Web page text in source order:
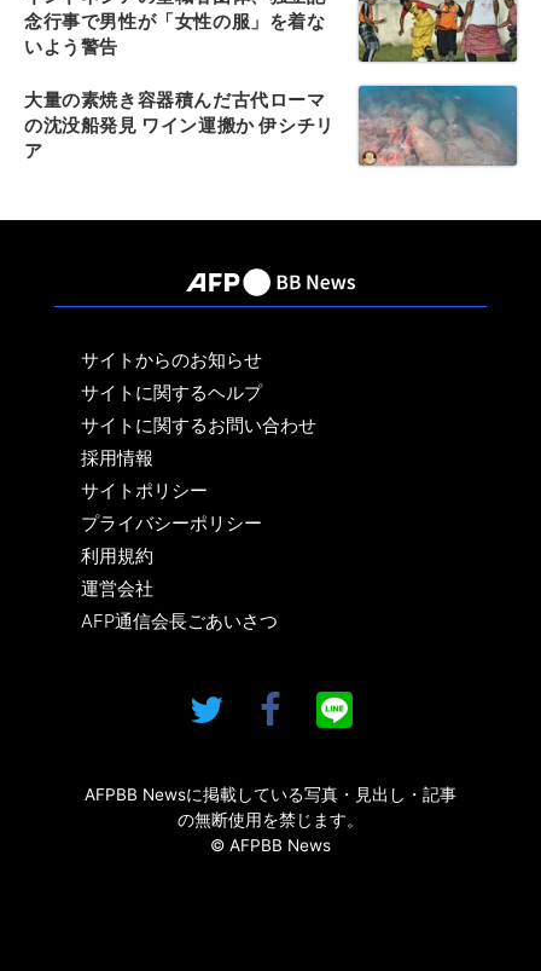
念行事で男性が「女性の服」を着な
いよう警告
大量の素焼き容器積んだ古代ローマ
の沈没船発見 ワイン運搬か 伊シチリ
ア
サイトからのお知らせ
サイトに関するヘルプ
サイトに関するお問い合わせ
採用情報
サイトポリシー
プライバシーポリシー
利用規約
運営会社
AFP通信会長ごあいさつ
AFPBB Newsに掲載している写真・見出し・記事
の無断使用を禁じます。
© AFPBB News